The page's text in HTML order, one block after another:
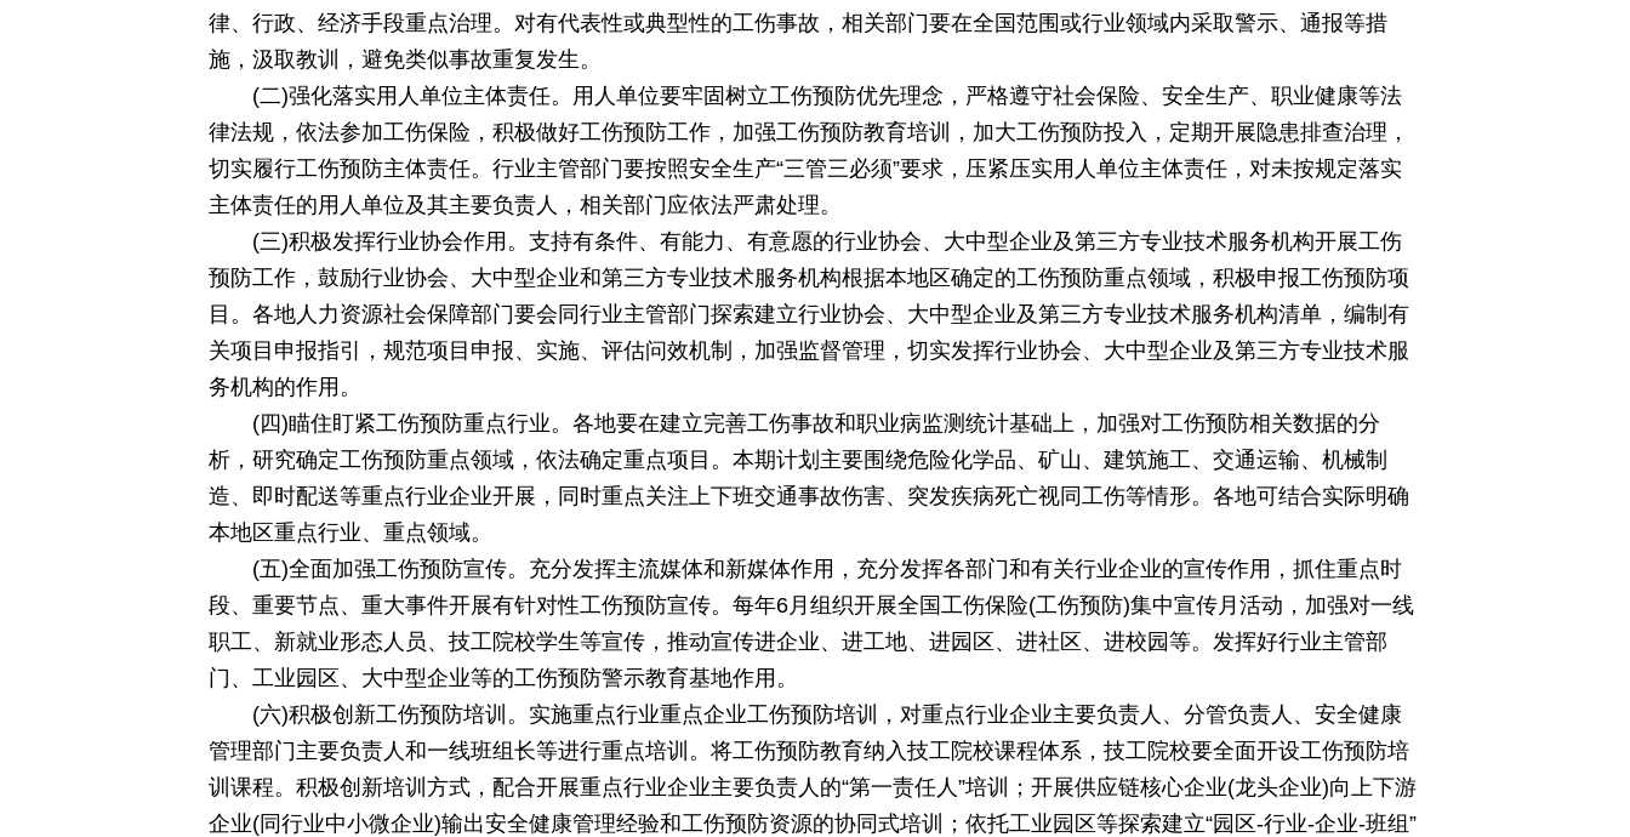
律、行政、经济手段重点治理。对有代表性或典型性的工伤事故，相关部门要在全国范围或行业领域内采取警示、通报等措
施，汲取教训，避免类似事故重复发生。
(二)强化落实用人单位主体责任。用人单位要牢固树立工伤预防优先理念，严格遵守社会保险、安全生产、职业健康等法
律法规，依法参加工伤保险，积极做好工伤预防工作，加强工伤预防教育培训，加大工伤预防投入，定期开展隐患排查治理，
切实履行工伤预防主体责任。行业主管部门要按照安全生产“三管三必须”要求，压紧压实用人单位主体责任，对未按规定落实
主体责任的用人单位及其主要负责人，相关部门应依法严肃处理。
(三)积极发挥行业协会作用。支持有条件、有能力、有意愿的行业协会、大中型企业及第三方专业技术服务机构开展工伤
预防工作，鼓励行业协会、大中型企业和第三方专业技术服务机构根据本地区确定的工伤预防重点领域，积极申报工伤预防项
目。各地人力资源社会保障部门要会同行业主管部门探索建立行业协会、大中型企业及第三方专业技术服务机构清单，编制有
关项目申报指引，规范项目申报、实施、评估问效机制，加强监督管理，切实发挥行业协会、大中型企业及第三方专业技术服
务机构的作用。
(四)瞄住盯紧工伤预防重点行业。各地要在建立完善工伤事故和职业病监测统计基础上，加强对工伤预防相关数据的分
析，研究确定工伤预防重点领域，依法确定重点项目。本期计划主要围绕危险化学品、矿山、建筑施工、交通运输、机械制
造、即时配送等重点行业企业开展，同时重点关注上下班交通事故伤害、突发疾病死亡视同工伤等情形。各地可结合实际明确
本地区重点行业、重点领域。
(五)全面加强工伤预防宣传。充分发挥主流媒体和新媒体作用，充分发挥各部门和有关行业企业的宣传作用，抓住重点时
段、重要节点、重大事件开展有针对性工伤预防宣传。每年6月组织开展全国工伤保险(工伤预防)集中宣传月活动，加强对一线
职工、新就业形态人员、技工院校学生等宣传，推动宣传进企业、进工地、进园区、进社区、进校园等。发挥好行业主管部
门、工业园区、大中型企业等的工伤预防警示教育基地作用。
(六)积极创新工伤预防培训。实施重点行业重点企业工伤预防培训，对重点行业企业主要负责人、分管负责人、安全健康
管理部门主要负责人和一线班组长等进行重点培训。将工伤预防教育纳入技工院校课程体系，技工院校要全面开设工伤预防培
训课程。积极创新培训方式，配合开展重点行业企业主要负责人的“第一责任人”培训；开展供应链核心企业(龙头企业)向上下游
企业(同行业中小微企业)输出安全健康管理经验和工伤预防资源的协同式培训；依托工业园区等探索建立“园区-行业-企业-班组”